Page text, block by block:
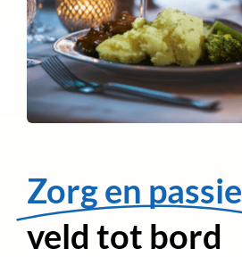
Zorg en passie
veld tot bord